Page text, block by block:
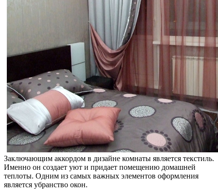
Заключающим аккордом в дизайне комнаты является текстиль.
Именно он создает уют и придает помещению домашней
теплоты. Одним из самых важных элементов оформления
является убранство окон.